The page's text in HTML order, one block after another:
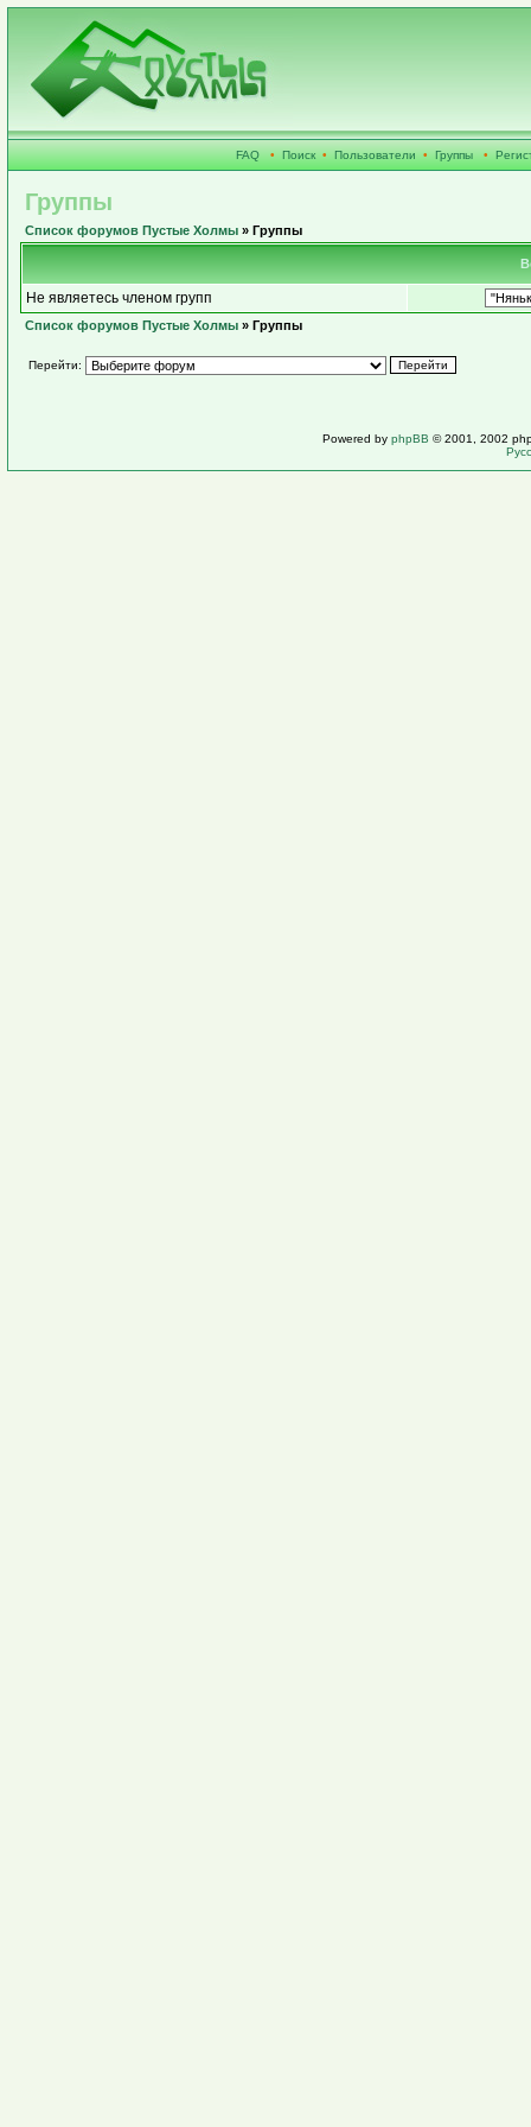
FAQ • Поиск • Пользователи • Группы •
Группы
Список форумов Пустые Холмы » Группы
Не являетесь членом групп
Список форумов Пустые Холмы » Группы
Перейти:
Powered by phpBB © 2001, 2002